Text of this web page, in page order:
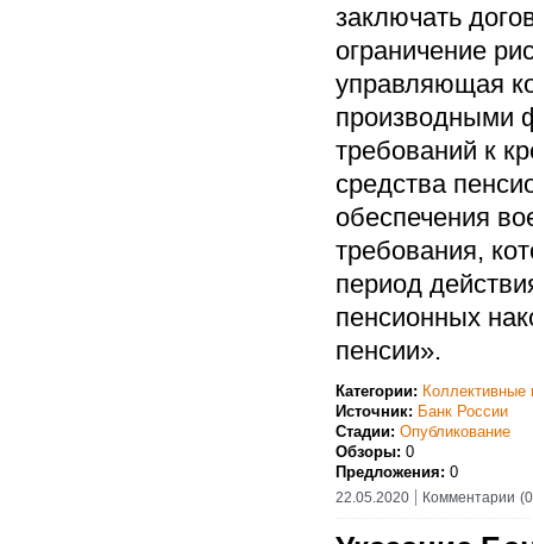
заключать
ограничение
управляющая
производными
требований к
средства
обеспечения
требования,
период
пенсионных
пенсии».
Категории: Коллективные
Источник: Банк России
Стадии: Опубликование
Обзоры: 0
Предложения: 0
22.05.2020 Комментарии